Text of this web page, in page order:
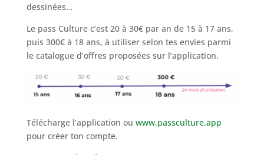
dessinées…
Le pass Culture c’est 20 à 30€ par an de 15 à 17 ans,
puis 300€ à 18 ans, à utiliser selon tes envies parmi
le catalogue d’offres proposées sur l’application.
Télécharge l’application ou www.passculture.app
pour créer ton compte.